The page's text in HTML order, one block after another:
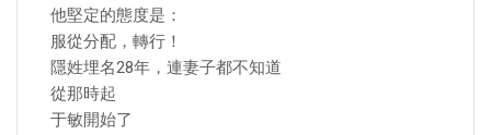
他堅定的態度是：
服從分配，轉行！
隱姓埋名28年，連妻子都不知道
從那時起
于敏開始了